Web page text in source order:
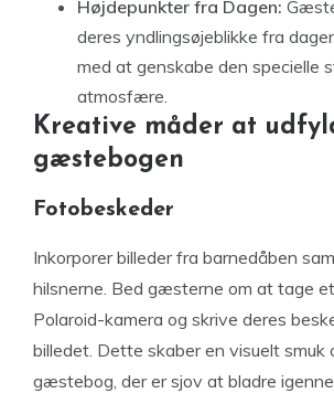
Højdepunkter fra Dagen:
deres yndlingsøjeblikke fra
med at genskabe den specielle
atmosfære.
Kreative måder at
gæstebogen
Fotobeskeder
Inkorporer billeder fra barnedåben
hilsnerne. Bed gæsterne om at tage
Polaroid-kamera og skrive deres
billedet. Dette skaber en visuelt smuk
gæstebog, der er sjov at bladre